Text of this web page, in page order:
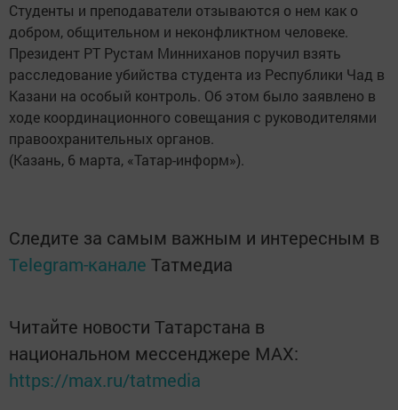
Студенты и преподаватели отзываются о нем как о
добром, общительном и неконфликтном человеке.
Президент РТ Рустам Минниханов поручил взять
расследование убийства студента из Республики Чад в
Казани на особый контроль. Об этом было заявлено в
ходе координационного совещания с руководителями
правоохранительных органов.
(Казань, 6 марта, «Татар-информ»).
Следите за самым важным и интересным в
Telegram-канале Татмедиа
Читайте новости Татарстана в
национальном мессенджере MАХ:
https://max.ru/tatmedia